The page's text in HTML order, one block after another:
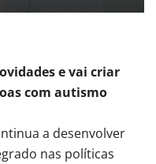
e vai criar
com autismo
a desenvolver
nas políticas